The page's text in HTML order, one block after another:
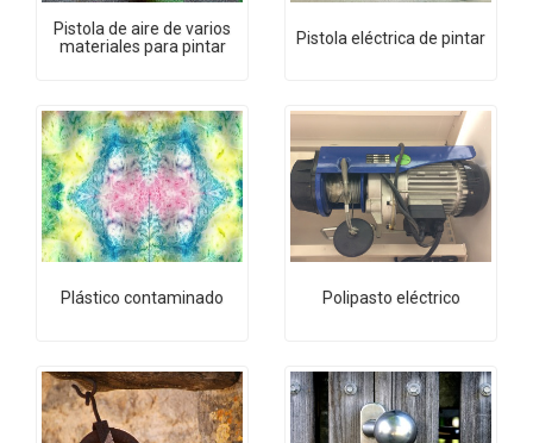
Pistola de aire de varios
materiales para pintar
Pistola eléctrica de pintar
Plástico contaminado Polipasto eléctrico